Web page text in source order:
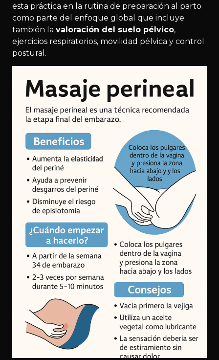
esta práctica en la rutina de preparación al parto
como parte del enfoque global que incluye
también la valoración del suelo pélvico,
ejercicios respiratorios, movilidad pélvica y control
postural.